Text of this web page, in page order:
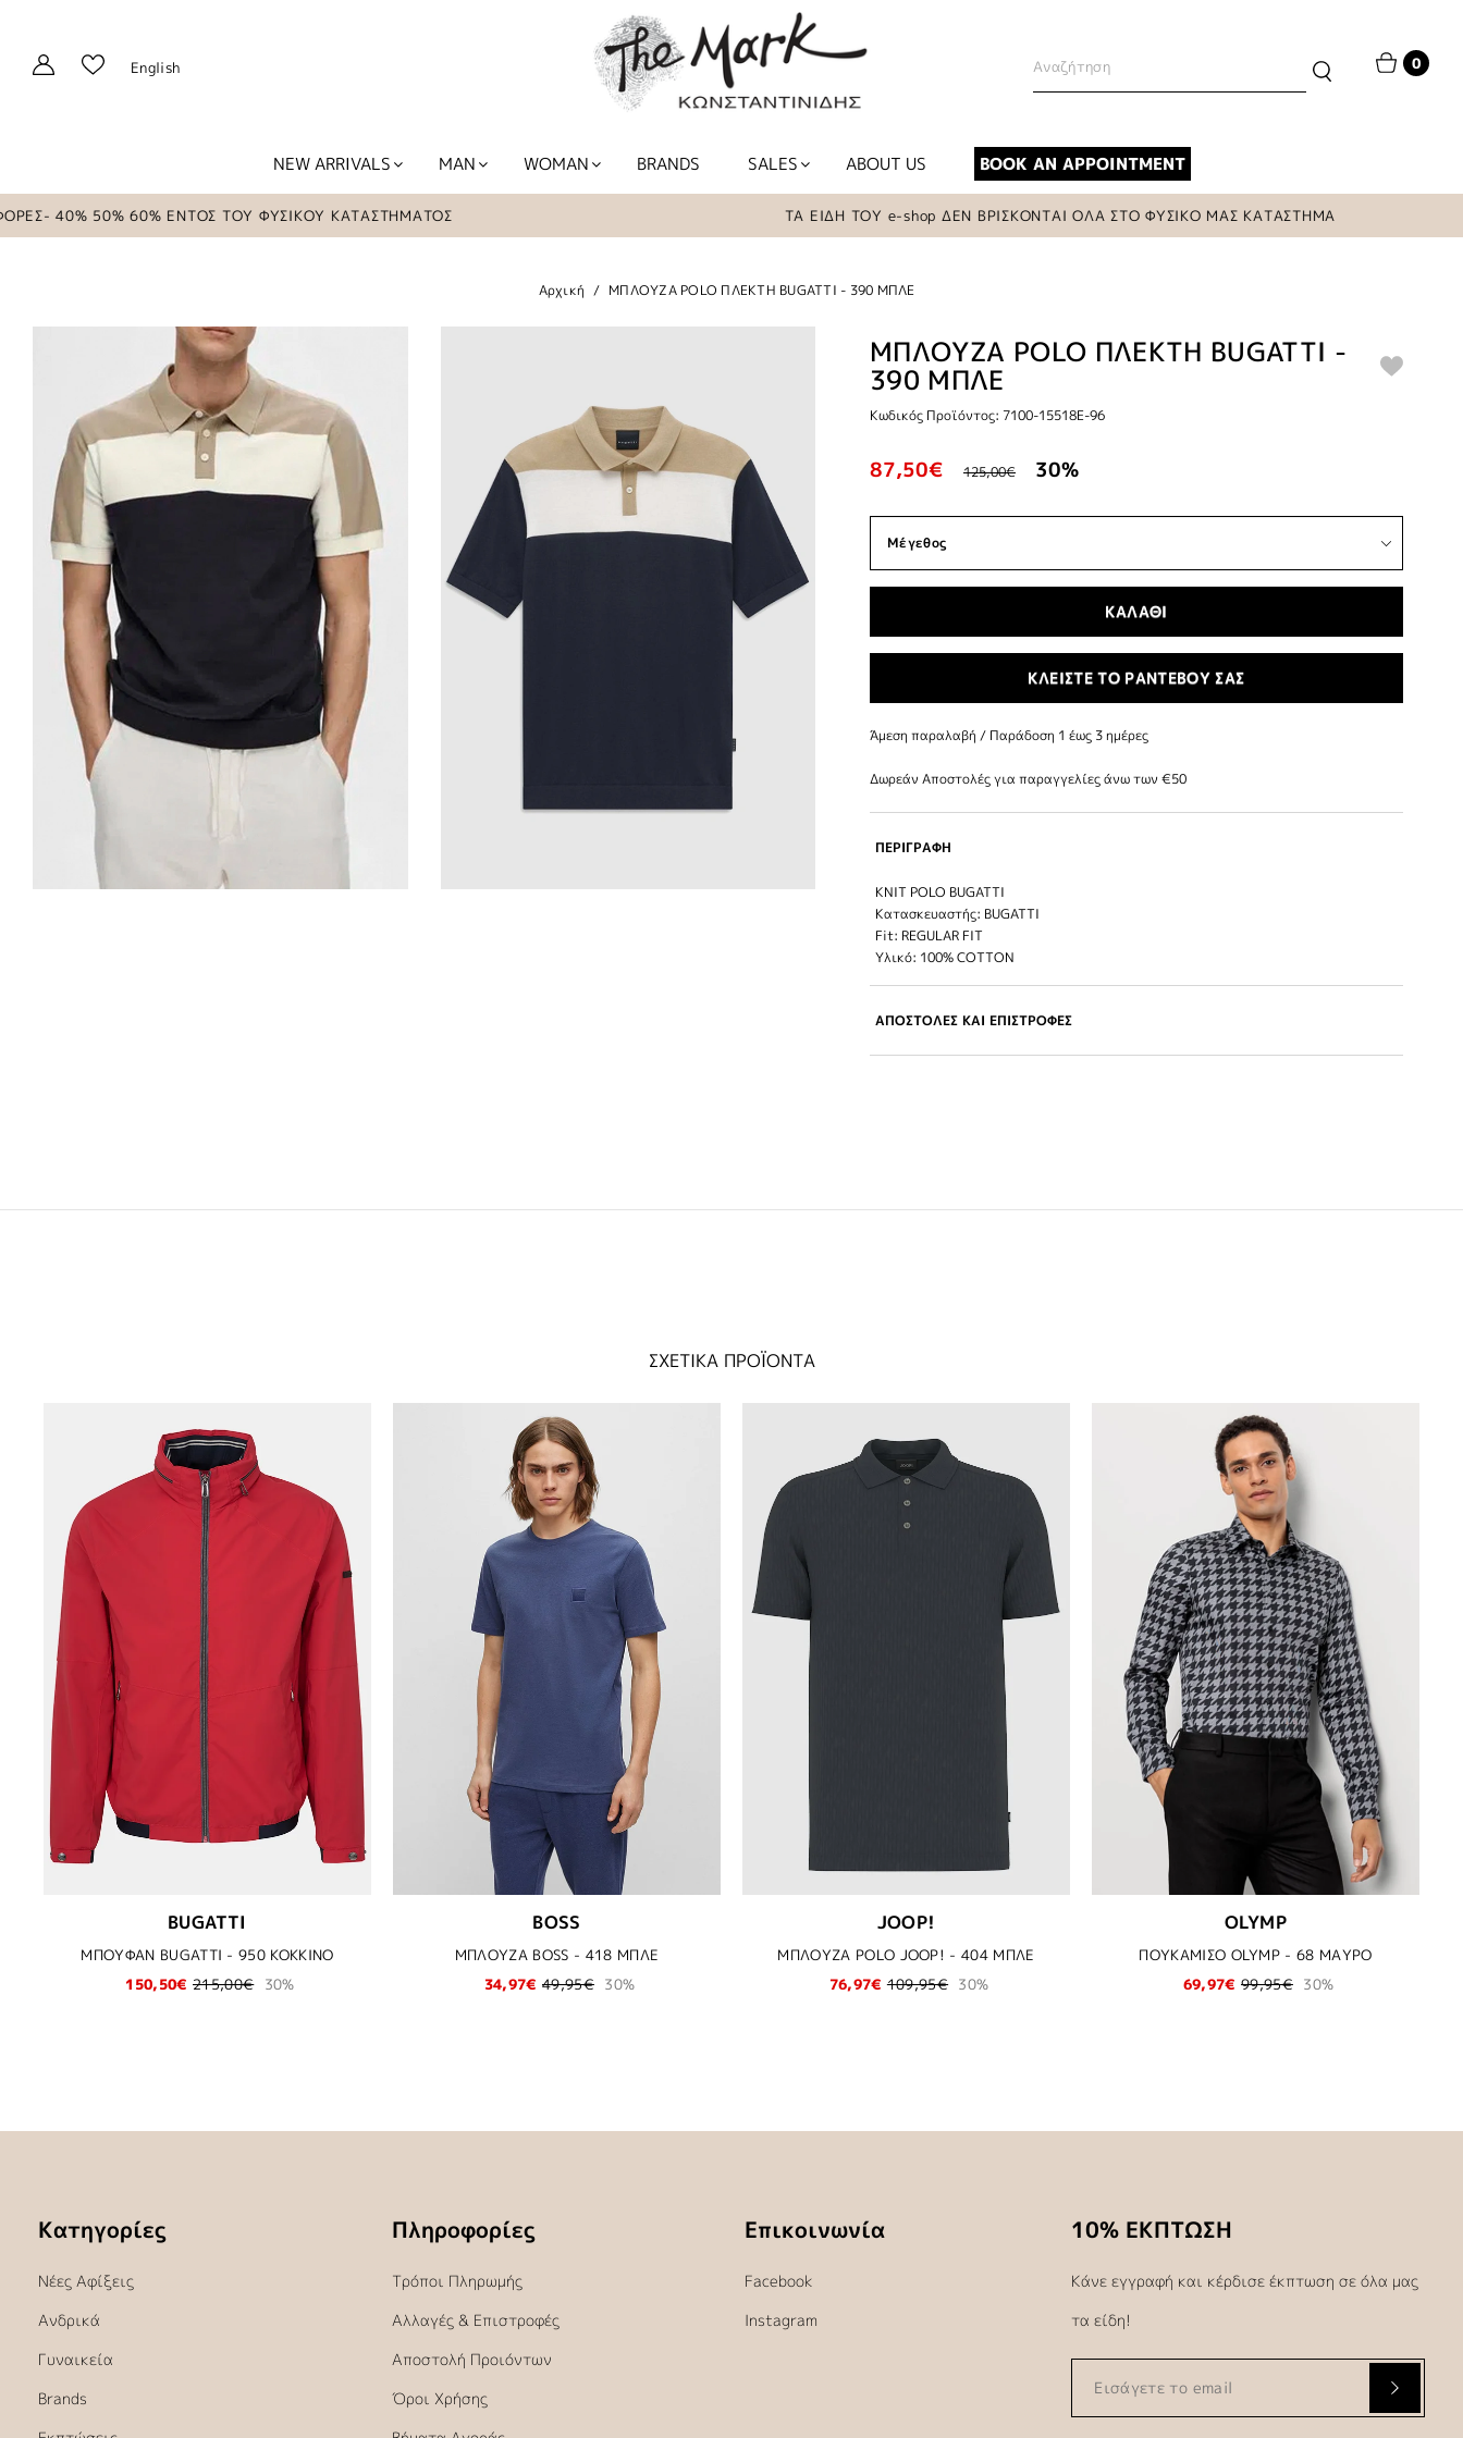
English 0
NEW ARRIVALS MAN WOMAN BRANDS SALES ABOUT US BOOK AN APPOINTMENT
40% 50% 60% ΕΝΤΟΣ ΤΟΥ ΦΥΣΙΚΟΥ ΚΑΤΑΣΤΗΜΑΤΟΣ ΤΑ ΕΙΔΗ ΤΟΥ e-shop ΔΕΝ ΒΡΙΣΚΟΝΤΑΙ ΟΛΑ ΣΤΟ ΦΥΣΙΚΟ ΜΑΣ ΚΑΤΑΣΤΗΜΑ
Αρχική ΜΠΛΟΥΖΑ POLO ΠΛΕΚΤΗ BUGATTI - 390 ΜΠΛΕ
ΜΠΛΟΥΖΑ POLO ΠΛΕΚΤΗ BUGATTI -
390 ΜΠΛΕ
Κωδικός Προϊόντος: 7100-15518E-96
87,50€ 125,00€ 30%
ΚΑΛΑΘΙ
ΚΛΕΙΣΤΕ ΤΟ ΡΑΝΤΕΒΟΥ ΣΑΣ
Άμεση παραλαβή / Παράδoση 1 έως 3 ημέρες
Δωρεάν Αποστολές για παραγγελίες άνω των €50
ΠΕΡΙΓΡΑΦΗ
ΚΝΙΤ POLO BUGATTI
Κατασκευαστής: BUGATTI
Fit: REGULAR FIT
Υλικό: 100% COTTON
ΑΠΟΣΤΟΛΕΣ ΚΑΙ ΕΠΙΣΤΡΟΦΕΣ
ΣΧΕΤΙΚΑ ΠΡΟΪΟΝΤΑ
BUGATTI
ΜΠΟΥΦΑΝ BUGATTI - 950 KOKKINO
150,50€ 215,00€ 30%
BOSS
ΜΠΛΟΥΖΑ BOSS - 418 ΜΠΛΕ
34,97€ 49,95€ 30%
JOOP!
ΜΠΛΟΥΖΑ POLO JOOP! - 404 ΜΠΛΕ
76,97€ 109,95€ 30%
OLYMP
ΠΟΥΚΑΜΙΣΟ OLYMP - 68 ΜΑΥΡΟ
69,97€ 99,95€ 30%
Κατηγορίες
Νέες Αφίξεις
Ανδρικά
Γυναικεία
Brands
Πληροφορίες
Τρόποι Πληρωμής
Αλλαγές & Επιστροφές
Αποστολή Προιόντων
Όροι Χρήσης
Επικοινωνία
Facebook
Instagram
10% ΕΚΠΤΩΣΗ
Κάνε εγγραφή και κέρδισε έκπτωση σε όλα μας
τα είδη!